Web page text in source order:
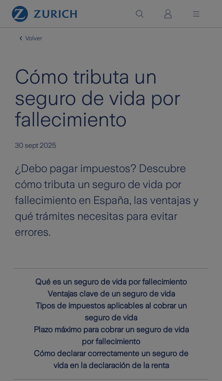
Saltar al contenido principal
Volver
Cómo tributa un
seguro de vida por
fallecimiento
30 sept 2025
¿Debo pagar impuestos? Descubre
cómo tributa un seguro de vida por
fallecimiento en España, las ventajas y
qué trámites necesitas para evitar
errores.
Qué es un seguro de vida por fallecimiento
Ventajas clave de un seguro de vida
Tipos de impuestos aplicables al cobrar un
seguro de vida
Plazo máximo para cobrar un seguro de vida
por fallecimiento
Cómo declarar correctamente un seguro de
vida en la declaración de la renta